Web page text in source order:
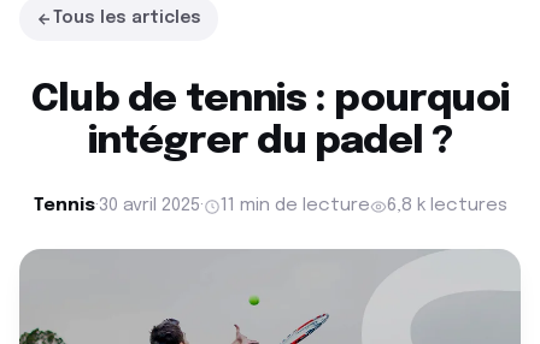
Tous les articles
Club de tennis : pourquoi
intégrer du padel ?
Tennis·30 avril 2025· 11 min de lecture 6,8 k lectures